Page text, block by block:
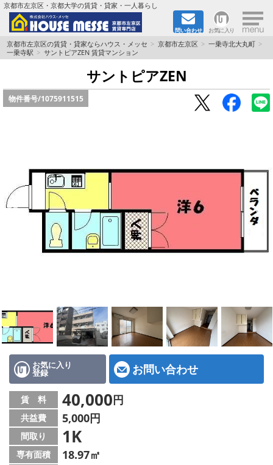
京都市左京区・京都大学の賃貸・貸家・一人暮らし
問い合わせ お気に入り ×
TOPページ
地域から検索
家族で住むならマンション？賃家？
一人暮らしの物件特集
ペット相談OKの賃貸！
ハウスメーカー施工特集！
路線·駅から探す
IT重説について
スタッフ紹介
賃貸管理の北白川店
店舗情報·アクセス
京都市左京区の賃貸・貸家ならハウス・メッセ 京都市左京区
一乗寺北大丸町
一乗寺駅
サントピアZEN 賃貸マンション
サントピアZEN
物件番号/1075911515
お気に入り
登録 お問い合わせ
賃 料 40,000円
共益費 5,000円
間取り 1K
専有面積 18.97㎡